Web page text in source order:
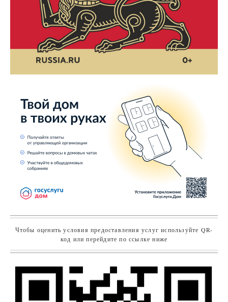
Чтобы оценить условия предоставления услуг используйте QR-
код или перейдите по ссылке ниже